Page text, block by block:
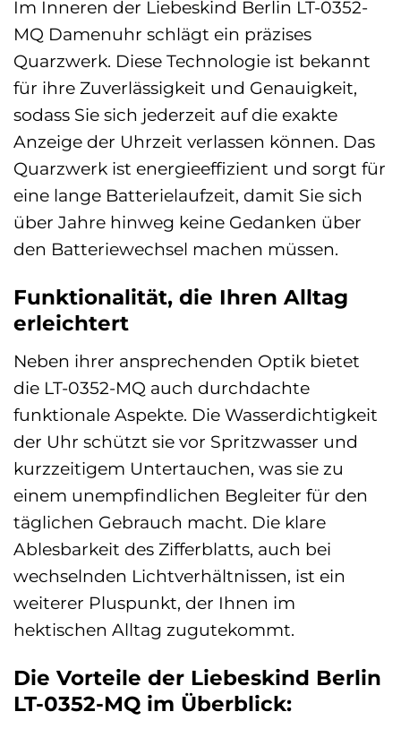
Im Inneren der Liebeskind Berlin LT-0352-
MQ Damenuhr schlägt ein präzises
Quarzwerk. Diese Technologie ist bekannt
für ihre Zuverlässigkeit und Genauigkeit,
sodass Sie sich jederzeit auf die exakte
Anzeige der Uhrzeit verlassen können. Das
Quarzwerk ist energieeffizient und sorgt für
eine lange Batterielaufzeit, damit Sie sich
über Jahre hinweg keine Gedanken über
den Batteriewechsel machen müssen.
Funktionalität, die Ihren Alltag
erleichtert
Neben ihrer ansprechenden Optik bietet
die LT-0352-MQ auch durchdachte
funktionale Aspekte. Die Wasserdichtigkeit
der Uhr schützt sie vor Spritzwasser und
kurzzeitigem Untertauchen, was sie zu
einem unempfindlichen Begleiter für den
täglichen Gebrauch macht. Die klare
Ablesbarkeit des Zifferblatts, auch bei
wechselnden Lichtverhältnissen, ist ein
weiterer Pluspunkt, der Ihnen im
hektischen Alltag zugutekommt.
Die Vorteile der Liebeskind Berlin
LT-0352-MQ im Überblick: